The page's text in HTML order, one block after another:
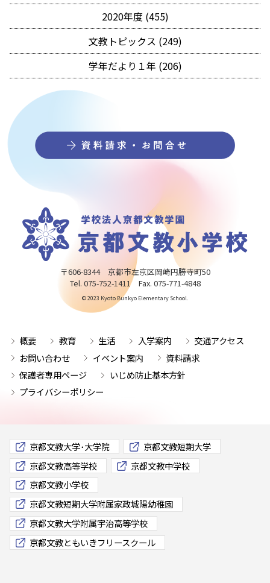
2020年度 (455)
文教トピックス (249)
学年だより１年 (206)
〒606-8344 京都市左京区岡崎円勝寺町50
Tel. 075-752-1411 Fax. 075-771-4848
© 2023 Kyoto Bunkyo Elementary School.
概要 教育 生活 入学案内
交通アクセス
お問い合わせ
イベント案内
資料請求
保護者専用ページ
いじめ防止基本方針
プライバシーポリシー
京都文教大学･大学院
京都文教短期大学
京都文教高等学校
京都文教中学校
京都文教小学校
京都文教短期大学附属家政城陽幼稚園
京都文教大学附属宇治高等学校
京都文教ともいきフリースクール